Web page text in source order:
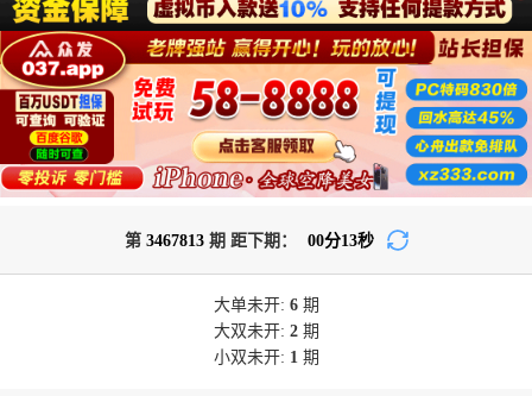
第 3467813期 距下期： 00分13秒
大单未开: 6期
大双未开: 2期
小双未开: 1期